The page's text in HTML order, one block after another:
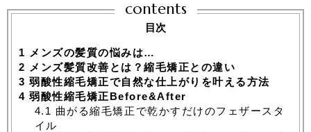
contents
目次
1 メンズの髪質の悩みは…
2 メンズ髪質改善とは？縮毛矯正との違い
3 弱酸性縮毛矯正で自然な仕上がりを叶える方法
4 弱酸性縮毛矯正Before&After
4.1 曲がる縮毛矯正で乾かすだけのフェザースタ
イル